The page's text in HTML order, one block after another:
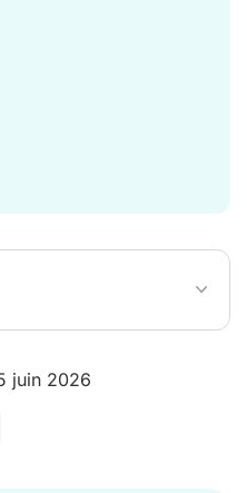
Indy choisir ?
juin 2026